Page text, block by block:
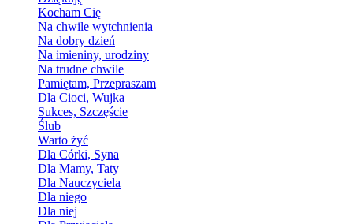
Kocham Cię
Na chwile wytchnienia
Na dobry dzień
Na imieniny, urodziny
Na trudne chwile
Pamiętam, Przepraszam
Dla Cioci, Wujka
Sukces, Szczęście
Ślub
Warto żyć
Dla Córki, Syna
Dla Mamy, Taty
Dla Nauczyciela
Dla niego
Dla niej